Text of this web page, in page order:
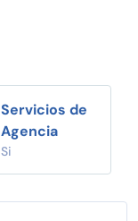
Servicios de
Agencia
Si